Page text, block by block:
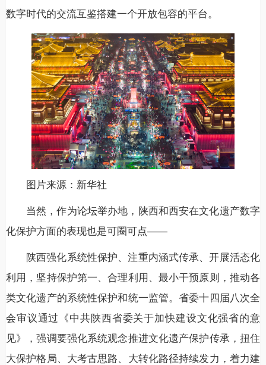
数字时代的交流互鉴搭建一个开放包容的平台。
图片来源：新华社
当然，作为论坛举办地，陕西和西安在文化遗产数字
化保护方面的表现也是可圈可点——
陕西强化系统性保护、注重内涵式传承、开展活态化
利用，坚持保护第一、合理利用、最小干预原则，推动各
类文化遗产的系统性保护和统一监管。省委十四届八次全
会审议通过《中共陕西省委关于加快建设文化强省的意
见》，强调要强化系统观念推进文化遗产保护传承，扭住
大保护格局、大考古思路、大转化路径持续发力，着力建